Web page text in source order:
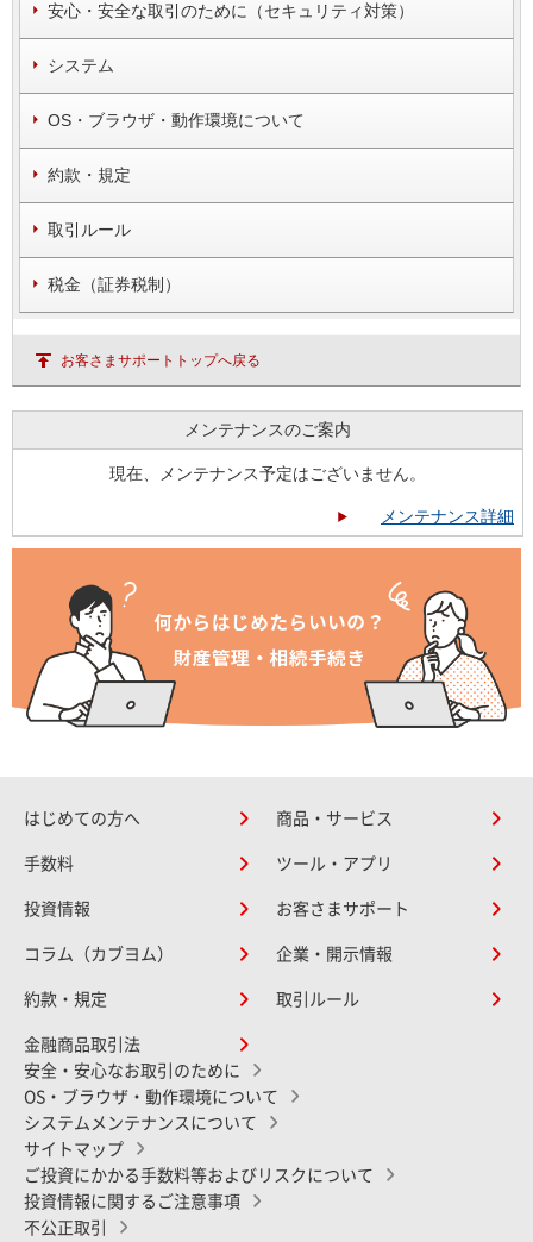
安心・安全な取引のために（セキュリティ対策）
システム
OS・ブラウザ・動作環境について
約款・規定
取引ルール
税金（証券税制）
お客さまサポートトップへ戻る
メンテナンスのご案内
現在、メンテナンス予定はございません。
メンテナンス詳細
はじめての方へ 商品・サービス
手数料 ツール・アプリ
投資情報 お客さまサポート
コラム（カブヨム） 企業・開示情報
約款・規定 取引ルール
金融商品取引法
安全・安心なお取引のために
OS・ブラウザ・動作環境について
システムメンテナンスについて
サイトマップ
ご投資にかかる手数料等およびリスクについて
投資情報に関するご注意事項
不公正取引